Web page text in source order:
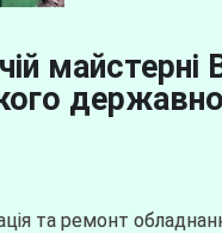
та ремонт